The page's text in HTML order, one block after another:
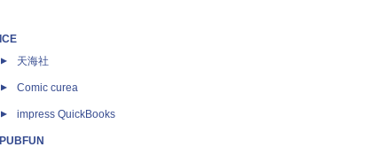
ICE
天海社
Comic curea
impress QuickBooks
PUBFUN